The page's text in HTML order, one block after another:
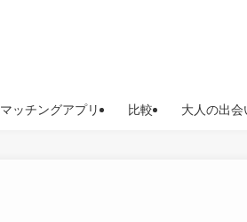
マッチングアプリ 比較 大人の出会